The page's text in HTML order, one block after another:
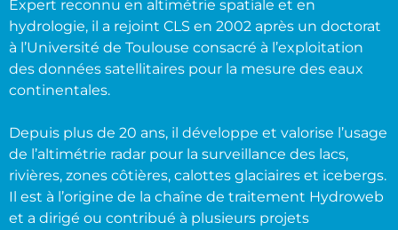
Expert reconnu en altimétrie spatiale et en
hydrologie, il a rejoint CLS en 2002 après un doctorat
à l’Université de Toulouse consacré à l’exploitation
des données satellitaires pour la mesure des eaux
continentales.
Depuis plus de 20 ans, il développe et valorise l’usage
de l’altimétrie radar pour la surveillance des lacs,
rivières, zones côtières, calottes glaciaires et icebergs.
Il est à l’origine de la chaîne de traitement Hydroweb
et a dirigé ou contribué à plusieurs projets